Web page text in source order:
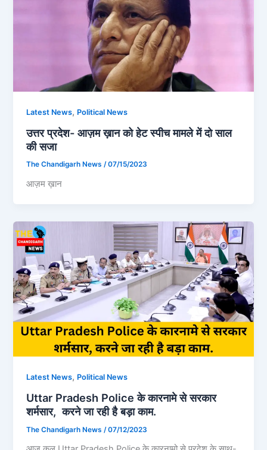
Latest News, Political News
उत्तर प्रदेश- आज़म ख़ान को हेट स्पीच मामले में दो साल
की सजा
The Chandigarh News/07/15/2023
आज़म ख़ान
Latest News, Political News
Uttar Pradesh Police के कारनामे से सरकार
शर्मसार, करने जा रही है बड़ा काम.
The Chandigarh News /07/12/2023